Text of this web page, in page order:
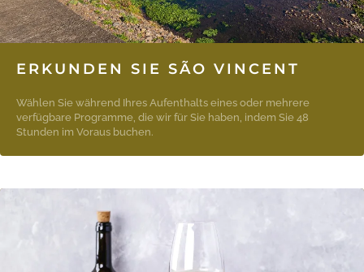
ERKUNDEN SIE SÃO VINCENT
Wählen Sie während Ihres Aufenthalts eines oder mehrere
verfügbare Programme, die wir für Sie haben, indem Sie 48
Stunden im Voraus buchen.